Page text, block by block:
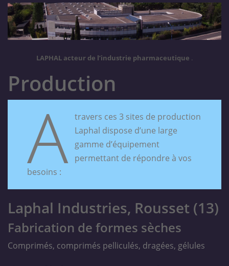
LAPHAL acteur de l’industrie pharmaceutique .
Production
A
travers ces 3 sites de production
Laphal dispose d’une large
gamme d’équipement
permettant de répondre à vos
besoins :
Laphal Industries, Rousset (13)
Fabrication de formes sèches
Comprimés, comprimés pelliculés, dragées, gélules